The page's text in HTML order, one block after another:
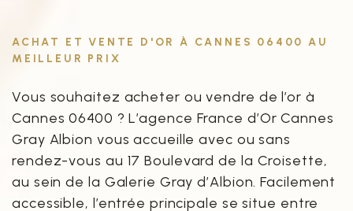
ACHAT ET VENTE D'OR À CANNES 06400 AU
MEILLEUR PRIX
Vous souhaitez acheter ou vendre de l’or à
Cannes 06400 ? L’agence France d’Or Cannes
Gray Albion vous accueille avec ou sans
rendez-vous au 17 Boulevard de la Croisette,
au sein de la Galerie Gray d’Albion. Facilement
accessible, l’entrée principale se situe entre